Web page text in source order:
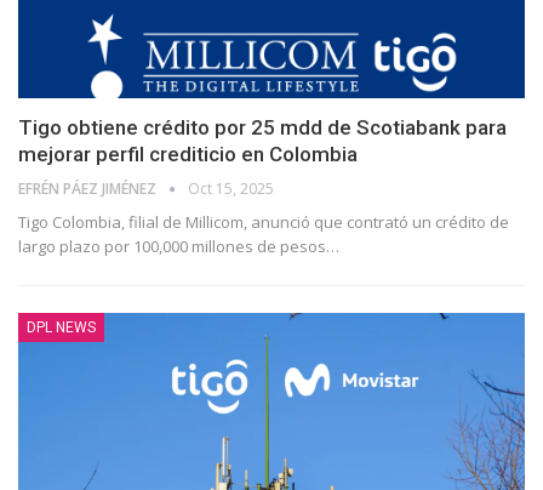
Tigo obtiene crédito por 25 mdd de Scotiabank para
mejorar perfil crediticio en Colombia
EFRÉN PÁEZ JIMÉNEZ Oct 15, 2025
Tigo Colombia, filial de Millicom, anunció que contrató un crédito de
largo plazo por 100,000 millones de pesos…
DPL NEWS